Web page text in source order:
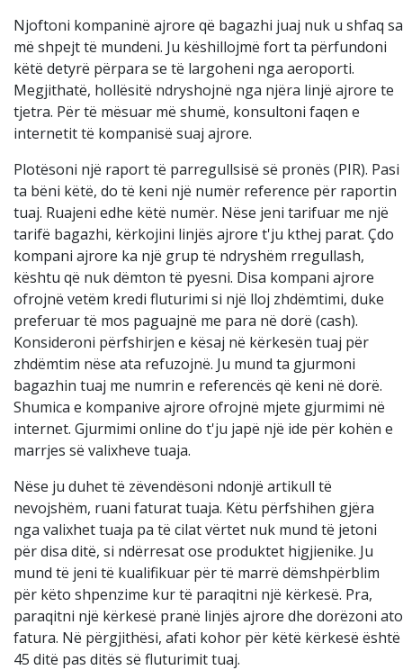
Njoftoni kompaninë ajrore që bagazhi juaj nuk u shfaq sa
më shpejt të mundeni. Ju këshillojmë fort ta përfundoni
këtë detyrë përpara se të largoheni nga aeroporti.
Megjithatë, hollësitë ndryshojnë nga njëra linjë ajrore te
tjetra. Për të mësuar më shumë, konsultoni faqen e
internetit të kompanisë suaj ajrore.
Plotësoni një raport të parregullsisë së pronës (PIR). Pasi
ta bëni këtë, do të keni një numër reference për raportin
tuaj. Ruajeni edhe këtë numër. Nëse jeni tarifuar me një
tarifë bagazhi, kërkojini linjës ajrore t'ju kthej parat. Çdo
kompani ajrore ka një grup të ndryshëm rregullash,
kështu që nuk dëmton të pyesni. Disa kompani ajrore
ofrojnë vetëm kredi fluturimi si një lloj zhdëmtimi, duke
preferuar të mos paguajnë me para në dorë (cash).
Konsideroni përfshirjen e kësaj në kërkesën tuaj për
zhdëmtim nëse ata refuzojnë. Ju mund ta gjurmoni
bagazhin tuaj me numrin e referencës që keni në dorë.
Shumica e kompanive ajrore ofrojnë mjete gjurmimi në
internet. Gjurmimi online do t'ju japë një ide për kohën e
marrjes së valixheve tuaja.
Nëse ju duhet të zëvendësoni ndonjë artikull të
nevojshëm, ruani faturat tuaja. Këtu përfshihen gjëra
nga valixhet tuaja pa të cilat vërtet nuk mund të jetoni
për disa ditë, si ndërresat ose produktet higjienike. Ju
mund të jeni të kualifikuar për të marrë dëmshpërblim
për këto shpenzime kur të paraqitni një kërkesë. Pra,
paraqitni një kërkesë pranë linjës ajrore dhe dorëzoni ato
fatura. Në përgjithësi, afati kohor për këtë kërkesë është
45 ditë pas ditës së fluturimit tuaj.